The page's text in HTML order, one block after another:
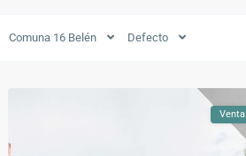
Comuna 16 Belén Defecto
Venta